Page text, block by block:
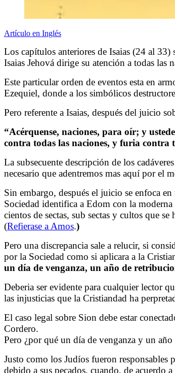
Artículo en Inglés
Los capítulos anteriores de Isaias (24 al
Isaias Jehová dirige su atención a todas
Este particular orden de eventos esta en
Ezequiel, donde a los simbólicos
Pero referente a Isaias, después del juicio
“Acérquense, naciones, para oír; y
contra todas las naciones, y furia contra
La subsecuente descripción de los
necesario que adentremos mas aquí por el
Sin embargo, después el juicio se enfoca
Sociedad identifica a Edom con la
cientos de sectas, sub sectas y cultos que
(Refierase a Amos.)
Pero una discrepancia sale a relucir, si
por la Sociedad como si aplicara a la
un día de venganza, un año de
Deberia ser evidente para cualquier lector
las injusticias que la Cristiandad ha
El caso legal sobre Sion debe estar
Cordero.
Pero ¿por qué un día de venganza y un
Justo como los Judíos fueron
debido a sus pecados, cuando, de acuerdo